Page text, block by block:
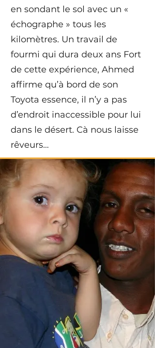
en sondant le sol avec un «
échographe » tous les
kilomètres. Un travail de
fourmi qui dura deux ans Fort
de cette expérience, Ahmed
affirme qu’à bord de son
Toyota essence, il n’y a pas
d’endroit inaccessible pour lui
dans le désert. Cà nous laisse
rêveurs…